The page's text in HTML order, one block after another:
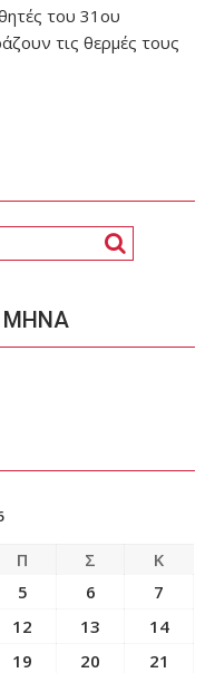
του 31ου
τις θερμές τους
ΜΗΝΑ
Π Σ
Κ
5 6
7
12 13
14
19 20
21